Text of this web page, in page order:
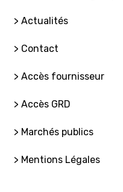
> Actualités
> Contact
> Accès fournisseur
> Accès GRD
> Marchés publics
> Mentions Légales